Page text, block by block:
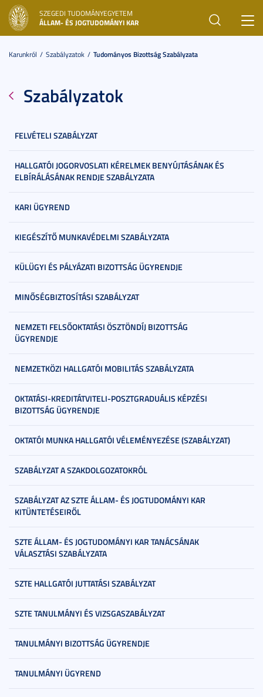
SZEGEDI TUDOMÁNYEGYETEM
ÁLLAM- ÉS JOGTUDOMÁNYI KAR
Karunkról Szabályzatok Tudományos Bizottság Szabályzata
Szabályzatok
FELVÉTELI SZABÁLYZAT
HALLGATÓI JOGORVOSLATI KÉRELMEK BENYÚJTÁSÁNAK ÉS
ELBÍRÁLÁSÁNAK RENDJE SZABÁLYZATA
KARI ÜGYREND
KIEGÉSZÍTŐ MUNKAVÉDELMI SZABÁLYZATA
KÜLÜGYI ÉS PÁLYÁZATI BIZOTTSÁG ÜGYRENDJE
MINŐSÉGBIZTOSÍTÁSI SZABÁLYZAT
NEMZETI FELSŐOKTATÁSI ÖSZTÖNDÍJ BIZOTTSÁG
ÜGYRENDJE
NEMZETKÖZI HALLGATÓI MOBILITÁS SZABÁLYZATA
OKTATÁSI-KREDITÁTVITELI-POSZTGRADUÁLIS KÉPZÉSI
BIZOTTSÁG ÜGYRENDJE
OKTATÓI MUNKA HALLGATÓI VÉLEMÉNYEZÉSE (SZABÁLYZAT)
SZABÁLYZAT A SZAKDOLGOZATOKRÓL
SZABÁLYZAT AZ SZTE ÁLLAM- ÉS JOGTUDOMÁNYI KAR
KITÜNTETÉSEIRŐL
SZTE ÁLLAM- ÉS JOGTUDOMÁNYI KAR TANÁCSÁNAK
VÁLASZTÁSI SZABÁLYZATA
SZTE HALLGATÓI JUTTATÁSI SZABÁLYZAT
SZTE TANULMÁNYI ÉS VIZSGASZABÁLYZAT
TANULMÁNYI BIZOTTSÁG ÜGYRENDJE
TANULMÁNYI ÜGYREND